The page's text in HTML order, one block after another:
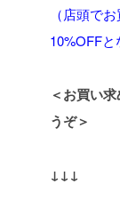
（店頭で
10%OFFと
＜お買い
うぞ＞
↓↓↓